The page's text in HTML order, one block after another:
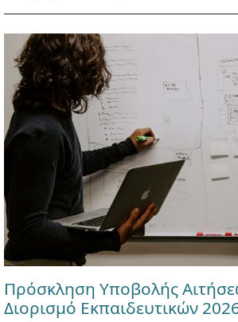
Πρόσκληση Υποβολής
Διορισμό Εκπαιδευτικών